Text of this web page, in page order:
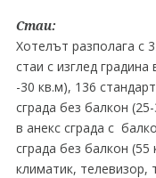
Стаи:
Хотелът разполага с
стаи с изглед
-30 кв.м), 136
сграда без балкон
в анекс сграда с
сграда без балкон
климатик,